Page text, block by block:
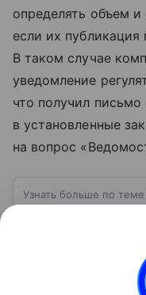
определять объем
если их
В таком случае
уведомление
что получил
в установленные
на вопрос
Узнать больше по теме
Инвестирование в
надежным
правильно подойти